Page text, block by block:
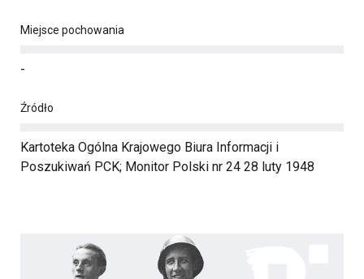
Miejsce pochowania
-
Źródło
Kartoteka Ogólna Krajowego Biura Informacji i
Poszukiwań PCK; Monitor Polski nr 24 28 luty 1948